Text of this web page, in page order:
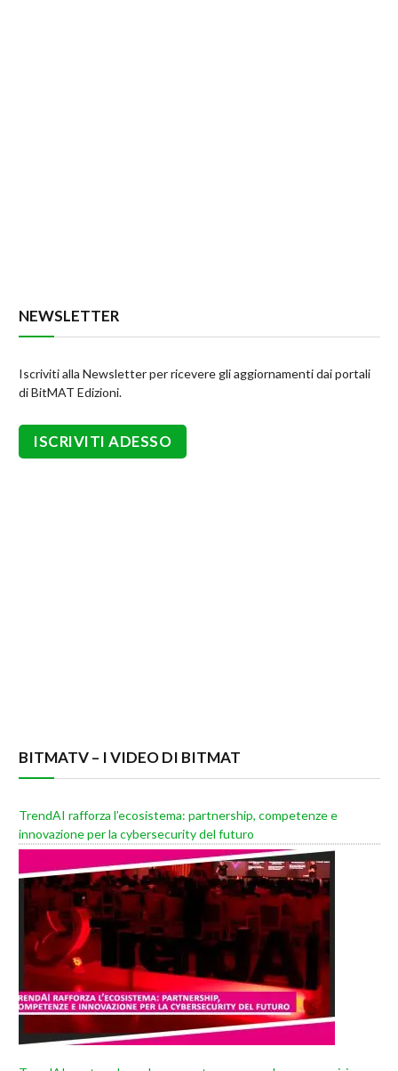
NEWSLETTER
Iscriviti alla Newsletter per ricevere gli aggiornamenti dai portali
di BitMAT Edizioni.
BITMATV – I VIDEO DI BITMAT
TrendAI rafforza l’ecosistema: partnership, competenze e
innovazione per la cybersecurity del futuro